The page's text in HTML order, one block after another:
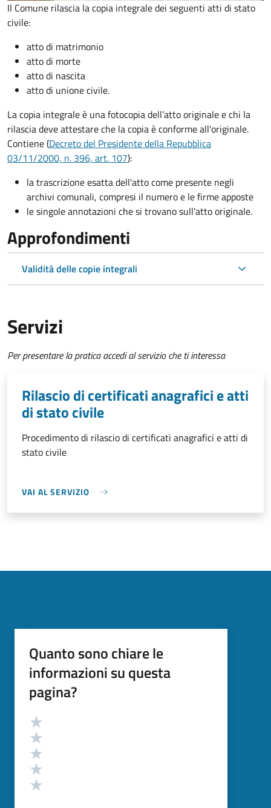
Il Comune rilascia la copia integrale dei seguenti atti di stato
civile:
atto di matrimonio
atto di morte
atto di nascita
atto di unione civile.
La copia integrale è una fotocopia dell’atto originale e chi la
rilascia deve attestare che la copia è conforme all'originale.
Contiene (Decreto del Presidente della Repubblica
03/11/2000, n. 396, art. 107):
la trascrizione esatta dell'atto come presente negli
archivi comunali, compresi il numero e le firme apposte
le singole annotazioni che si trovano sull'atto originale.
Approfondimenti
Validità delle copie integrali
Servizi
Per presentare la pratica accedi al servizio che ti interessa
Rilascio di certificati anagrafici e atti
di stato civile
Procedimento di rilascio di certificati anagrafici e atti di
stato civile
VAI AL SERVIZIO
Quanto sono chiare le
informazioni su questa
pagina?
Valutazione